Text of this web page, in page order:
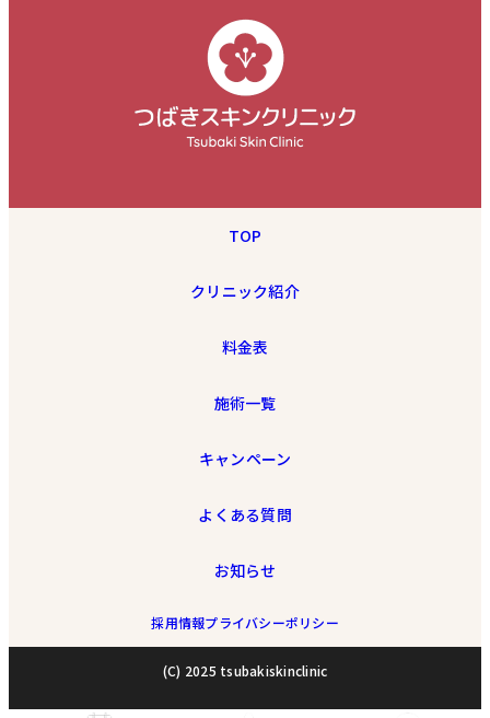
TOP
クリニック紹介
料金表
施術一覧
キャンペーン
よくある質問
お知らせ
採用情報プライバシーポリシー
(C) 2025 tsubakiskinclinic